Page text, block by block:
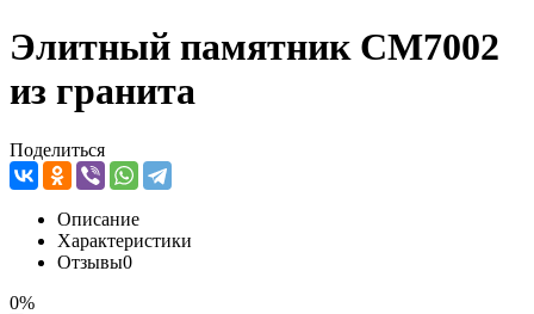
Элитный памятник CM7002
из гранита
Поделиться
Описание
Характеристики
Отзывы0
0%